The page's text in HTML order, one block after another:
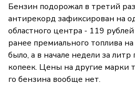
Бензин подорожал в третий
антирекорд зафиксирован на
областного центра - 119
ранее премиального топлива
было, а в начале недели за
копеек. Цены на другие марки
го бензина вообще нет.